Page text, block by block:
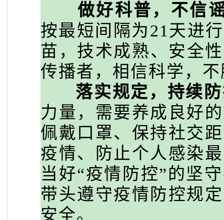
做好科普，不信
按最短间隔为21天进
苗，技术成熟、安全
传播者，相信科学，
落实规定，持续
力量，需要养成良好
佩戴口罩、保持社交
疫情、防止个人感染
当好“疫情防控”的坚
带头遵守疫情防控规
安全。